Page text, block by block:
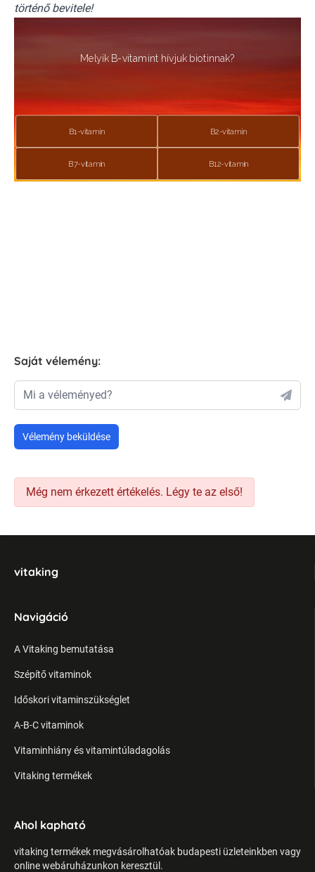
történő bevitele!
Saját vélemény:
Mi a véleményed?
Vélemény beküldése
Még nem érkezett értékelés. Légy te az első!
vitaking
Navigáció
A Vitaking bemutatása
Szépítő vitaminok
Időskori vitaminszükséglet
A-B-C vitaminok
Vitaminhiány és vitamintúladagolás
Vitaking termékek
Ahol kapható
vitaking termékek megvásárolhatóak budapesti üzleteinkben vagy
online webáruházunkon keresztül.